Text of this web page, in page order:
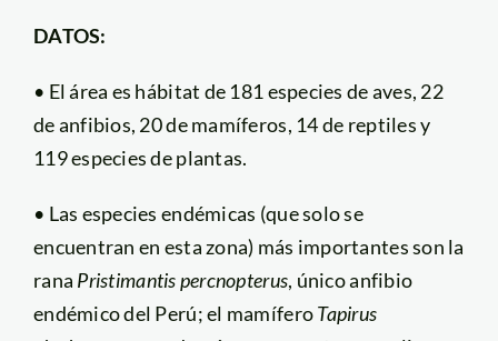
DATOS:
• El área es hábitat de 181 especies de aves, 22
de anfibios, 20 de mamíferos, 14 de reptiles y
119 especies de plantas.
• Las especies endémicas (que solo se
encuentran en esta zona) más importantes son la
rana Pristimantis percnopterus, único anfibio
endémico del Perú; el mamíferoTapirus